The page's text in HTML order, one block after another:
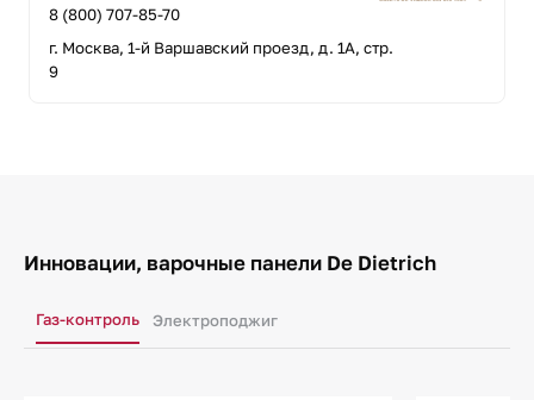
8 (800) 707-85-70
г. Москва, 1-й Варшавский проезд, д. 1А, стр.
9
Инновации, варочные панели De Dietrich
Газ-контроль Электроподжиг